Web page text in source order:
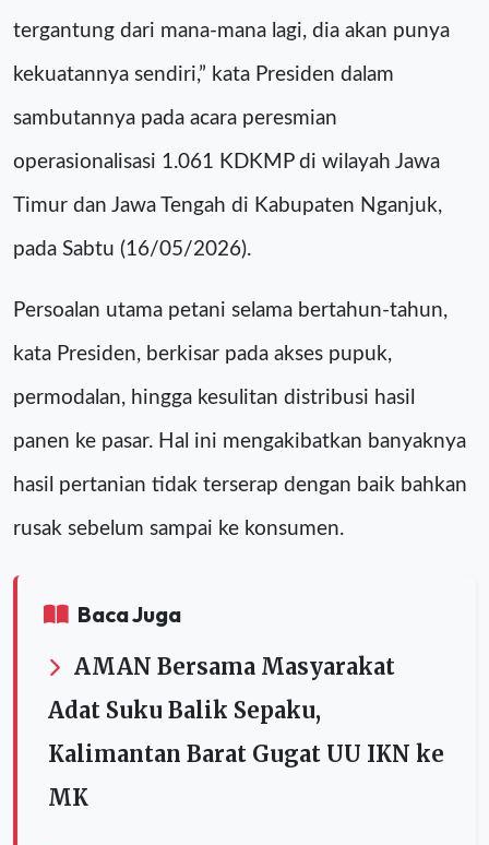
tergantung dari mana-mana lagi, dia akan punya
kekuatannya sendiri,” kata Presiden dalam
sambutannya pada acara peresmian
operasionalisasi 1.061 KDKMP di wilayah Jawa
Timur dan Jawa Tengah di Kabupaten Nganjuk,
pada Sabtu (16/05/2026).
Persoalan utama petani selama bertahun-tahun,
kata Presiden, berkisar pada akses pupuk,
permodalan, hingga kesulitan distribusi hasil
panen ke pasar. Hal ini mengakibatkan banyaknya
hasil pertanian tidak terserap dengan baik bahkan
rusak sebelum sampai ke konsumen.
Baca Juga
AMAN Bersama Masyarakat
Adat Suku Balik Sepaku,
Kalimantan Barat Gugat UU IKN ke
MK